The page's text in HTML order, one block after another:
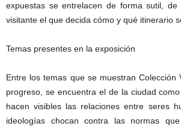
expuestas se entrelacen de forma sutil,
visitante el que decida cómo y qué itinerario
Temas presentes en la exposición
Entre los temas que se muestran Colección
progreso, se encuentra el de la ciudad
hacen visibles las relaciones entre seres
ideologías chocan contra las normas